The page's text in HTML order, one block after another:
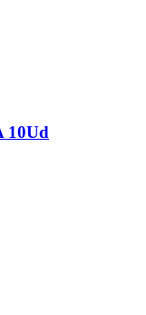
10Ud